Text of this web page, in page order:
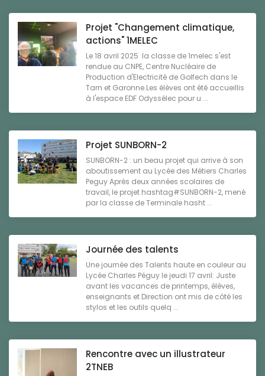
Projet "Changement climatique,
actions" 1MELEC
Le 18 avril 2025 la classe de 1melec s'est
rendue au CNPE, Centre Nucléaire de
Production d'Electricité de Golfech dans le
Tarn et Garonne.Les élèves ont été accueillis
à l'espace EDF Odyssélec pour u ...
Projet SUNBORN-2
SUNBORN-2 : un beau projet qui arrive à son
aboutissement au Lycée des Métiers Charles
Peguy Après deux années scolaires de
travail, le projet hashtag#SUNBORN-2, mené
par la classe de Terminale hasht ...
Journée des talents
Une journée des Talents haute en couleur au
Lycée Charles Péguy le jeudi 17 avril: Juste
avant les vacances de printemps, élèves,
enseignants et Direction ont mis de côté les
stylos et les outils quelq ...
Rencontre avec un illustrateur
2TNEB